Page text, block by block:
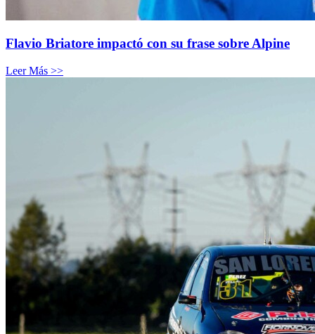
Flavio Briatore impactó con su frase sobre Alpine
Leer Más >>